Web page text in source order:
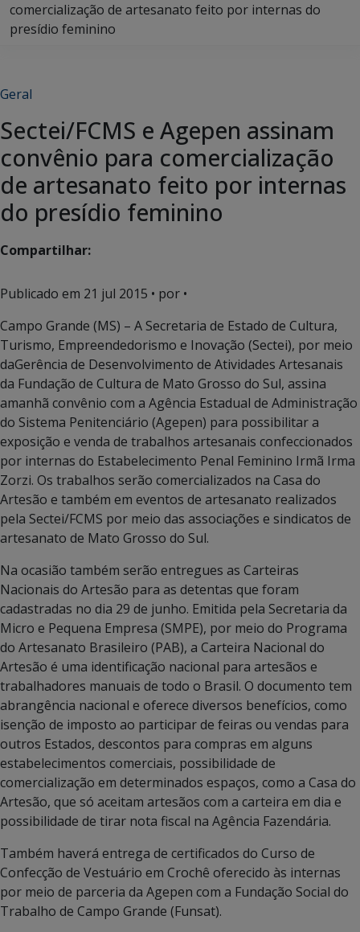
comercialização de artesanato feito por internas do
presídio feminino
Geral
Sectei/FCMS e Agepen assinam
convênio para comercialização
de artesanato feito por internas
do presídio feminino
Compartilhar:
Publicado em 21 jul 2015 • por •
Campo Grande (MS) – A Secretaria de Estado de Cultura,
Turismo, Empreendedorismo e Inovação (Sectei), por meio
daGerência de Desenvolvimento de Atividades Artesanais
da Fundação de Cultura de Mato Grosso do Sul, assina
amanhã convênio com a Agência Estadual de Administração
do Sistema Penitenciário (Agepen) para possibilitar a
exposição e venda de trabalhos artesanais confeccionados
por internas do Estabelecimento Penal Feminino Irmã Irma
Zorzi. Os trabalhos serão comercializados na Casa do
Artesão e também em eventos de artesanato realizados
pela Sectei/FCMS por meio das associações e sindicatos de
artesanato de Mato Grosso do Sul.
Na ocasião também serão entregues as Carteiras
Nacionais do Artesão para as detentas que foram
cadastradas no dia 29 de junho. Emitida pela Secretaria da
Micro e Pequena Empresa (SMPE), por meio do Programa
do Artesanato Brasileiro (PAB), a Carteira Nacional do
Artesão é uma identificação nacional para artesãos e
trabalhadores manuais de todo o Brasil. O documento tem
abrangência nacional e oferece diversos benefícios, como
isenção de imposto ao participar de feiras ou vendas para
outros Estados, descontos para compras em alguns
estabelecimentos comerciais, possibilidade de
comercialização em determinados espaços, como a Casa do
Artesão, que só aceitam artesãos com a carteira em dia e
possibilidade de tirar nota fiscal na Agência Fazendária.
Também haverá entrega de certificados do Curso de
Confecção de Vestuário em Crochê oferecido às internas
por meio de parceria da Agepen com a Fundação Social do
Trabalho de Campo Grande (Funsat).